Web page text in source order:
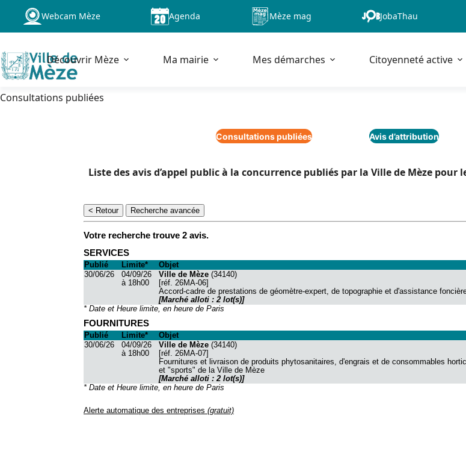
Passer
contenu
Webcam Mèze Agenda Mèze mag JobaThau
Découvrir Mèze Ma mairie Mes démarches Citoyenneté active
Consultations publiées
Consultations publiées Avis d’attribution
Liste des avis d’appel public à la concurrence publiés par la Ville de Mèze